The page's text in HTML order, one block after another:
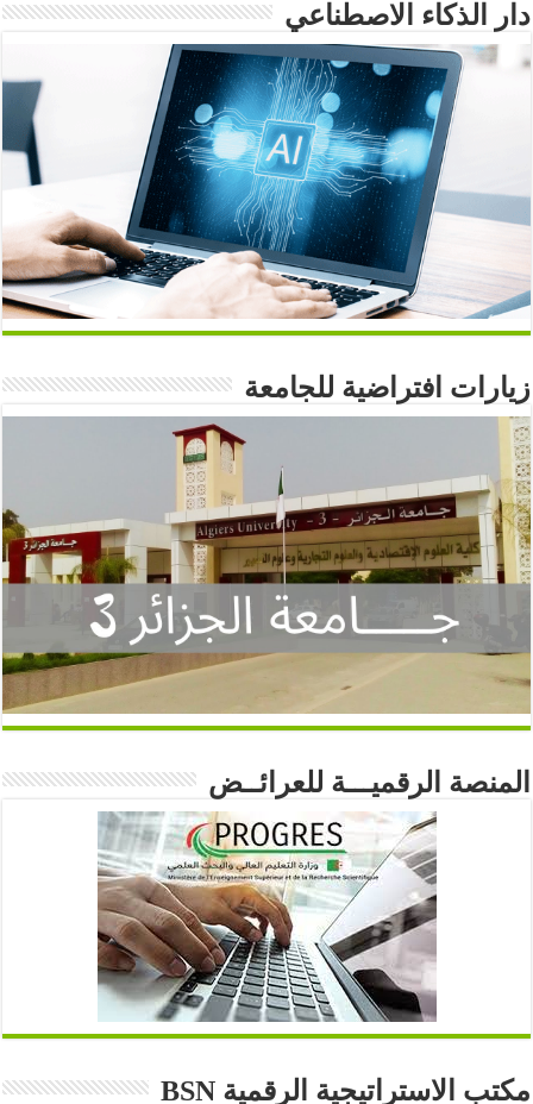
دار الذكاء الاصطناعي
زيارات افتراضية للجامعة
المنصة الرقميـــة للعرائــض
مكتب الاستراتيجية الرقمية BSN